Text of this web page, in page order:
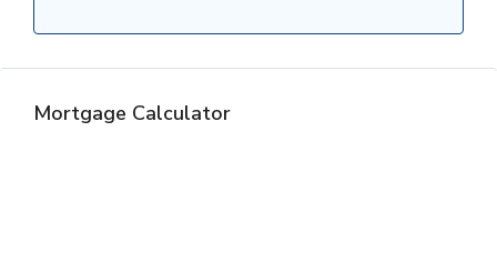
Mortgage Calculator